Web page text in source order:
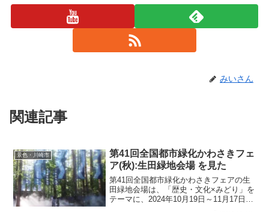
みいさん
関連記事
景色・川崎市
第41回全国都市緑化かわさきフェ
ア(秋):生田緑地会場 を見た
第41回全国都市緑化かわさきフェアの生
田緑地会場は、「歴史・文化×みどり」を
テーマに、2024年10月19日～11月17日の